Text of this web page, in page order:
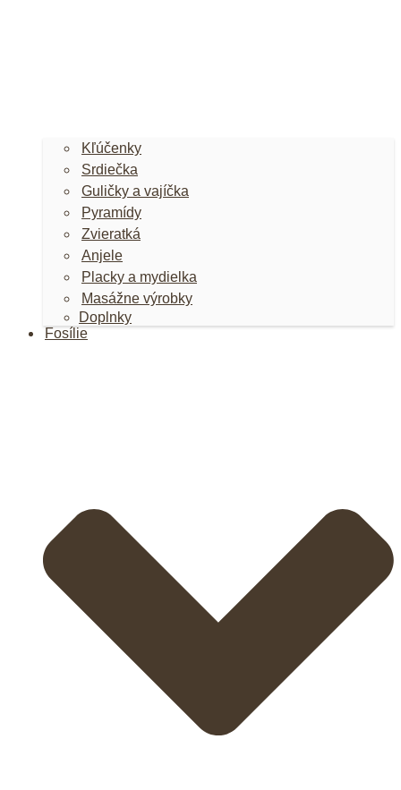
Kľúčenky
Srdiečka
Guličky a vajíčka
Pyramídy
Zvieratká
Anjele
Placky a mydielka
Masážne výrobky
Doplnky
Fosílie